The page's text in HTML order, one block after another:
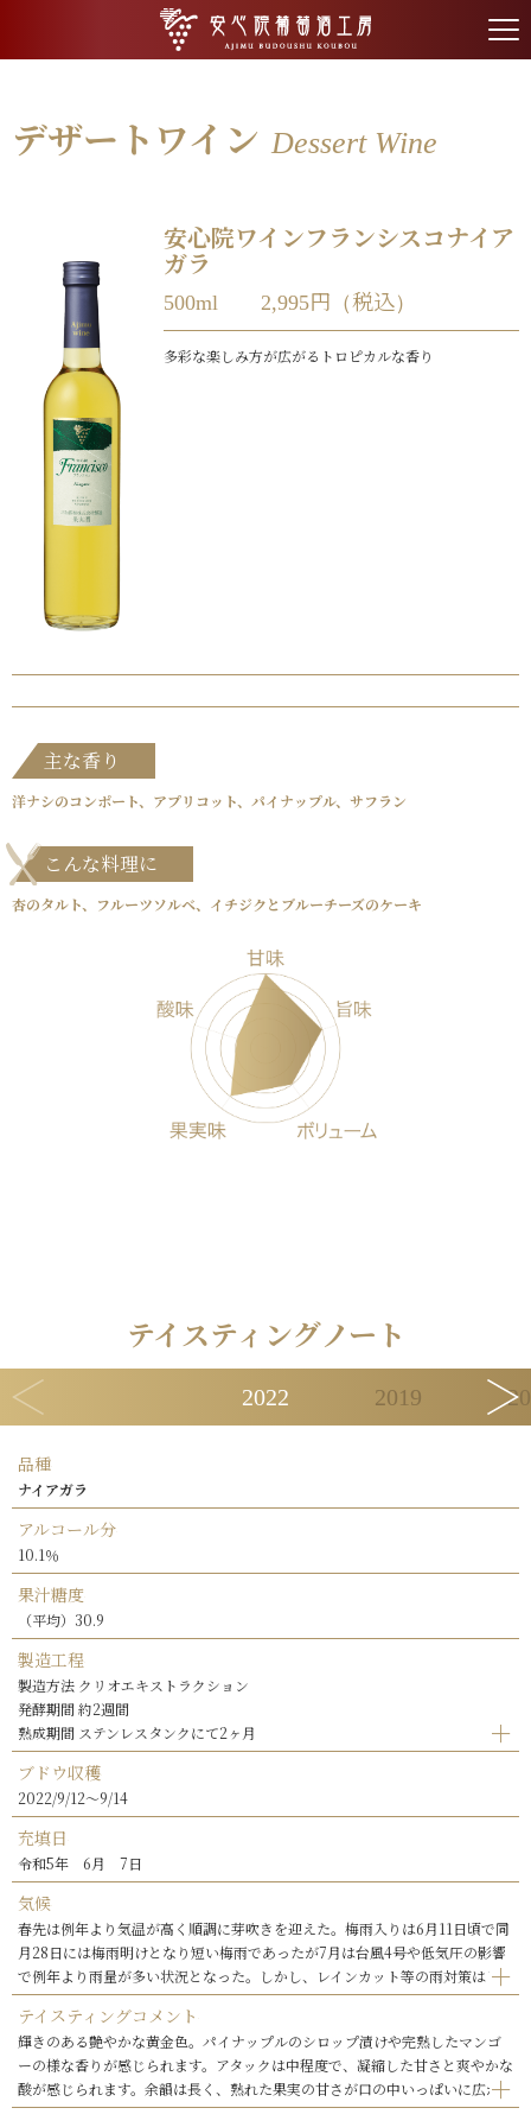
デザートワイン Dessert Wine
安心院ワインフランシスコナイア
ガラ
500ml 2,995円（税込）
多彩な楽しみ方が広がるトロピカルな香り
主な香り
洋ナシのコンポート、アプリコット、パイナップル、サフラン
こんな料理に
杏のタルト、フルーツソルベ、イチジクとブルーチーズのケーキ
テイスティングノート
2022 2019
品種
ナイアガラ
アルコール分
10.1％
果汁糖度
（平均）30.9
製造工程
製造方法 クリオエキストラクション
発酵期間 約2週間
熟成期間 ステンレスタンクにて2ヶ月
ブドウ収穫
2022/9/12～9/14
充填日
令和5年 6月 7日
気候
春先は例年より気温が高く順調に芽吹きを迎えた。梅雨入りは6月11日頃で同
月28日には梅雨明けとなり短い梅雨であったが7月は台風4号や低気圧の影響
で例年より雨量が多い状況となった。しかし、レインカット等の雨対策はし
っかりと行っており問題無くブドウの生育期は進んだ。収穫の始まる8月はや
や雨量の多い年となったが日照量はやや多く健全で良質なブドウが収穫され
ている。
テイスティングコメント
輝きのある艶やかな黄金色。パイナップルのシロップ漬けや完熟したマンゴ
ーの様な香りが感じられます。アタックは中程度で、凝縮した甘さと爽やかな
酸が感じられます。余韻は長く、熟れた果実の甘さが口の中いっぱいに広が
る極甘口の白ワインです。